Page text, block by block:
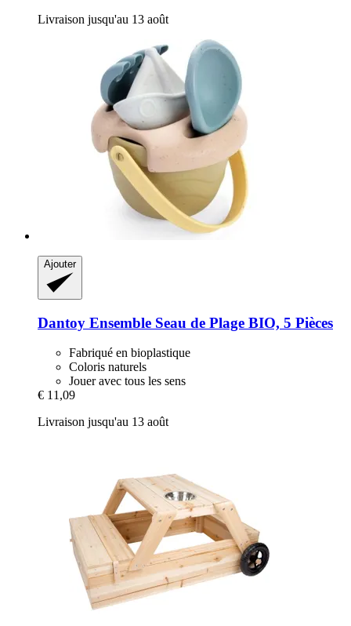
Livraison jusqu'au 13 août
Ajouter
Dantoy Ensemble Seau de Plage BIO, 5 Pièces
Fabriqué en bioplastique
Coloris naturels
Jouer avec tous les sens
€ 11,09
Livraison jusqu'au 13 août